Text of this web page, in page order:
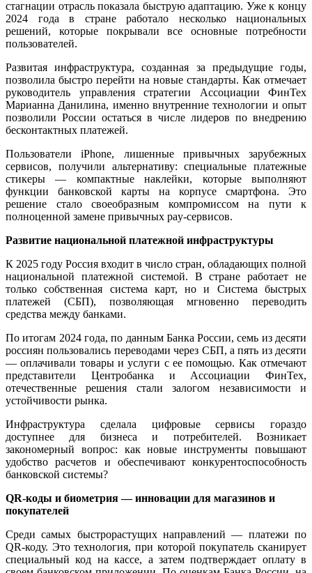
стагнации отрасль показала быструю адаптацию. Уже к концу
2024 года в стране работало несколько национальных
решений, которые покрывали все основные потребности
пользователей.
Развитая инфраструктура, созданная за предыдущие годы,
позволила быстро перейти на новые стандарты. Как отмечает
руководитель управления стратегии Ассоциации ФинТех
Марианна Данилина, именно внутренние технологии и опыт
позволили России остаться в числе лидеров по внедрению
бесконтактных платежей.
Пользователи iPhone, лишенные привычных зарубежных
сервисов, получили альтернативу: специальные платежные
стикеры — компактные наклейки, которые выполняют
функции банковской карты на корпусе смартфона. Это
решение стало своеобразным компромиссом на пути к
полноценной замене привычных pay-сервисов.
Развитие национальной платежной инфраструктуры
К 2025 году Россия входит в число стран, обладающих полной
национальной платежной системой. В стране работает не
только собственная система карт, но и Система быстрых
платежей (СБП), позволяющая мгновенно переводить
средства между банками.
По итогам 2024 года, по данным Банка России, семь из десяти
россиян пользовались переводами через СБП, а пять из десяти
— оплачивали товары и услуги с ее помощью. Как отмечают
представители Центробанка и Ассоциации ФинТех,
отечественные решения стали залогом независимости и
устойчивости рынка.
Инфраструктура сделала цифровые сервисы гораздо
доступнее для бизнеса и потребителей. Возникает
закономерный вопрос: как новые инструменты повышают
удобство расчетов и обеспечивают конкурентоспособность
банковской системы?
QR-коды и биометрия — инновации для магазинов и
покупателей
Среди самых быстрорастущих направлений — платежи по
QR-коду. Это технология, при которой покупатель сканирует
специальный код на кассе, а затем подтверждает оплату в